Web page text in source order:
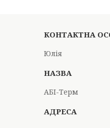
Юлія
АБІ-Терм